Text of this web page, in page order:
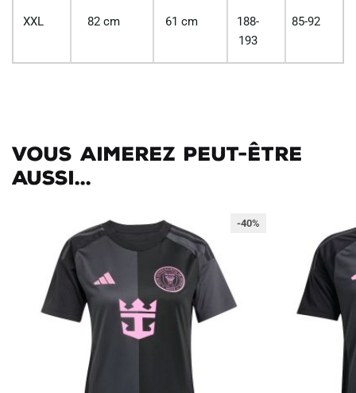
XXL 82 cm 61 cm
188-
193
85-92
Vous aimerez peut-être
aussi...
-40%